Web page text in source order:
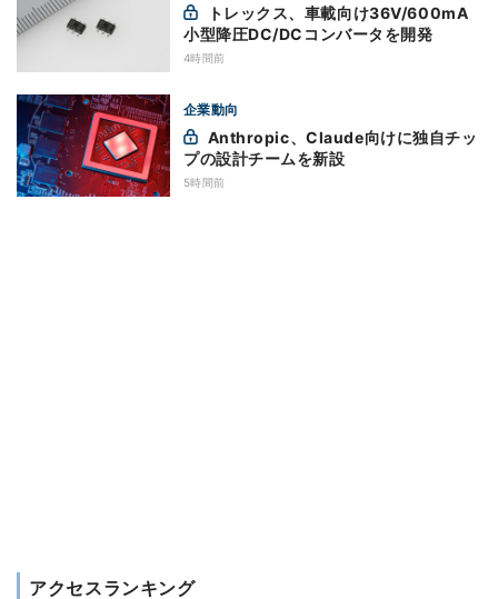
小型降圧DC/DCコンバータを開発
4時間前
企業動向
プの設計チームを新設
5時間前
アクセスランキング